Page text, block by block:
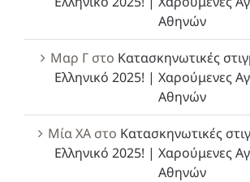
Αθηνών
Μαρ Γστο Κατασκηνωτικές
Ελληνικό 2025! | Χαρούμενες
Αθηνών
Μία ΧΑστο Κατασκηνωτικές
Ελληνικό 2025! | Χαρούμενες
Αθηνών